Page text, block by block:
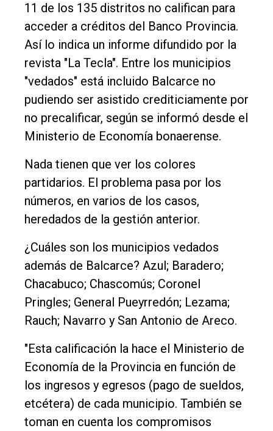
Nosotros
Contacto
11 de los 135 distritos no califican para
acceder a créditos del Banco Provincia.
Así lo indica un informe difundido por la
revista "La Tecla". Entre los municipios
"vedados" está incluido Balcarce no
pudiendo ser asistido crediticiamente por
no precalificar, según se informó desde el
Ministerio de Economía bonaerense.
Nada tienen que ver los colores
partidarios. El problema pasa por los
números, en varios de los casos,
heredados de la gestión anterior.
¿Cuáles son los municipios vedados
además de Balcarce? Azul; Baradero;
Chacabuco; Chascomús; Coronel
Pringles; General Pueyrredón; Lezama;
Rauch; Navarro y San Antonio de Areco.
"Esta calificación la hace el Ministerio de
Economía de la Provincia en función de
los ingresos y egresos (pago de sueldos,
etcétera) de cada municipio. También se
toman en cuenta los compromisos